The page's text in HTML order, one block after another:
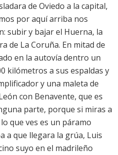
de Oviedo a la capital,
por aquí arriba nos
subir y bajar el Huerna, la
de La Coruña. En mitad de
en la autovía dentro un
kilómetros a sus espaldas y
y una maleta de
con Benavente, que es
parte, porque si miras a
que ves es un páramo
a que llegara la grúa, Luis
suyo en el madrileño